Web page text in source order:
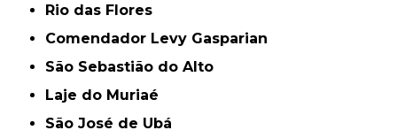
Rio das Flores
Comendador Levy Gasparian
São Sebastião do Alto
Laje do Muriaé
São José de Ubá